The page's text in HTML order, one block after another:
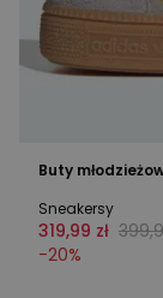
Buty
Sneakersy
319,99 zł
-20%